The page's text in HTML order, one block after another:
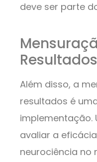
deve ser parte
Resultados
Além disso, a
resultados é
implementação.
avaliar a
neurociência no